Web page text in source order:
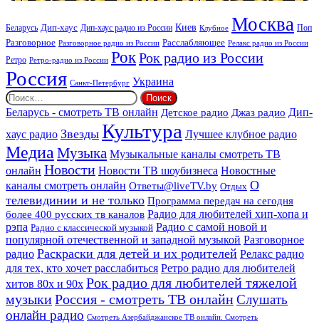
век
Беларусь Дип-хаус Дип-хаус радио из России Киев Клубное Москва Поп
Разговорное Разговорное радио из России Расслабляющее Релакс радио из России
Ретро Ретро-радио из России РокРок радио из России
Россия Санкт-Петербург Украина
Найти:
Беларусь - смотреть ТВ онлайн Детское радио Джаз радио Дип-
хаус радио Звезды Культура Лучшее клубное радио
МедиаМузыка Музыкальные каналы смотреть ТВ
онлайн Новости Новости ТВ шоубизнеса Новостные
каналы смотреть онлайн Ответы@liveTV.by Отдых О
телевидинии и не только Программа передач на сегодня
более 400 русских тв каналов Радио для любителей хип-хопа и
рэпа Радио с классической музыкой Радио с самой новой и
популярной отечественной и западной музыкой Разговорное
радио Раскраски для детей и их родителей Релакс радио
для тех, кто хочет расслабиться Ретро радио для любителей
хитов 80х и 90х Рок радио для любителей тяжелой
музыкиРоссия - смотреть ТВ онлайнСлушать
онлайн радио Смотреть Азербайджанское ТВ онлайн. Смотреть